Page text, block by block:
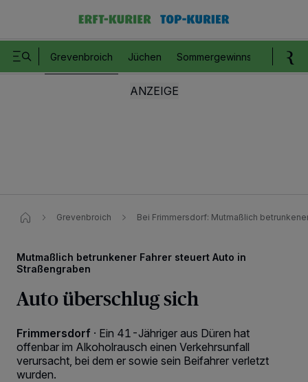
Grevenbroich Jüchen Sommergewinnspiel
Grevenbroich Bei Frimmersdorf: Mutmaßlich
Mutmaßlich betrunkener Fahrer steuert Auto in
Straßengraben
Auto überschlug sich
Frimmersdorf · Ein 41-Jähriger aus Düren hat
offenbar im Alkoholrausch einen Verkehrsunfall
verursacht, bei dem er sowie sein Beifahrer verletzt
wurden.
Wir und unsere 218-Partner speichern und greifen auf personenbezogene Daten
wie Browserdaten oder eindeutige Kennungen auf Ihrem Gerät zu. Durch Auswahl
von OK aktivieren Sie Tracking-Technologien für die unter „Wir und unsere
Partner verarbeiten Daten, um Ihnen Dienste bereitzustellen“ aufgeführten
Zwecke. Wenn Tracker deaktiviert sind, sind manche Inhalte und Anzeigen
möglicherweise nicht mehr so relevant für Sie. Sie können dieses Menü jederzeit